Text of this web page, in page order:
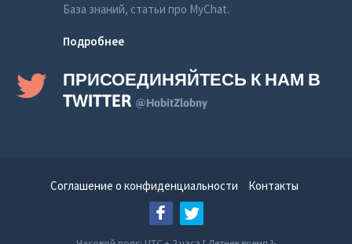
База знаний, статьи про MyChat.
Подробнее
ПРИСОЕДИНЯЙТЕСЬ К НАМ В
TWITTER @HobitZlobny
Соглашение о конфиденциальности Контакты